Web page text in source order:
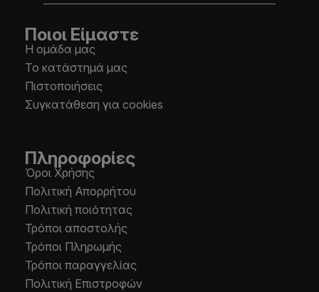
Ποιοι Είμαστε
Η ομάδα μας
Το κατάστημά μας
Πιστοποιήσεις
Συγκατάθεση για cookies
Πληροφορίες
Όροι Χρήσης
Πολιτική Απορρήτου
Πολιτική ποιότητας
Τρόποι αποστολής
Τρόποι Πληρωμής
Τρόποι παραγγελίας
Πολιτική Επιστροφών